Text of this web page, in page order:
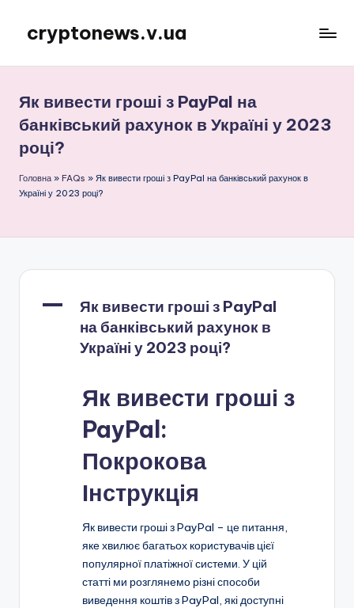
Перейти
вмісту
cryptonews.v.ua
криптовалют,
аналітика,
курси,
прогнози
гайди.
Як вивести гроші з PayPal на
банківський рахунок в Україні у 2023
році?
Головна » FAQs » Як вивести гроші з PayPal на банківський рахунок в
Україні у 2023 році?
A
Як вивести гроші з PayPal
на банківський рахунок в
Україні у 2023 році?
Як вивести гроші з
PayPal:
Покрокова
Інструкція
Як вивести гроші з PayPal – це питання,
яке хвилює багатьох користувачів цієї
популярної платіжної системи. У цій
статті ми розглянемо різні способи
виведення коштів з PayPal, які доступні